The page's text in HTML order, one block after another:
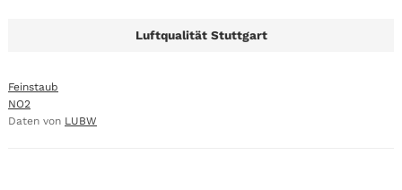
Luftqualität Stuttgart
Feinstaub
NO2
Daten von LUBW